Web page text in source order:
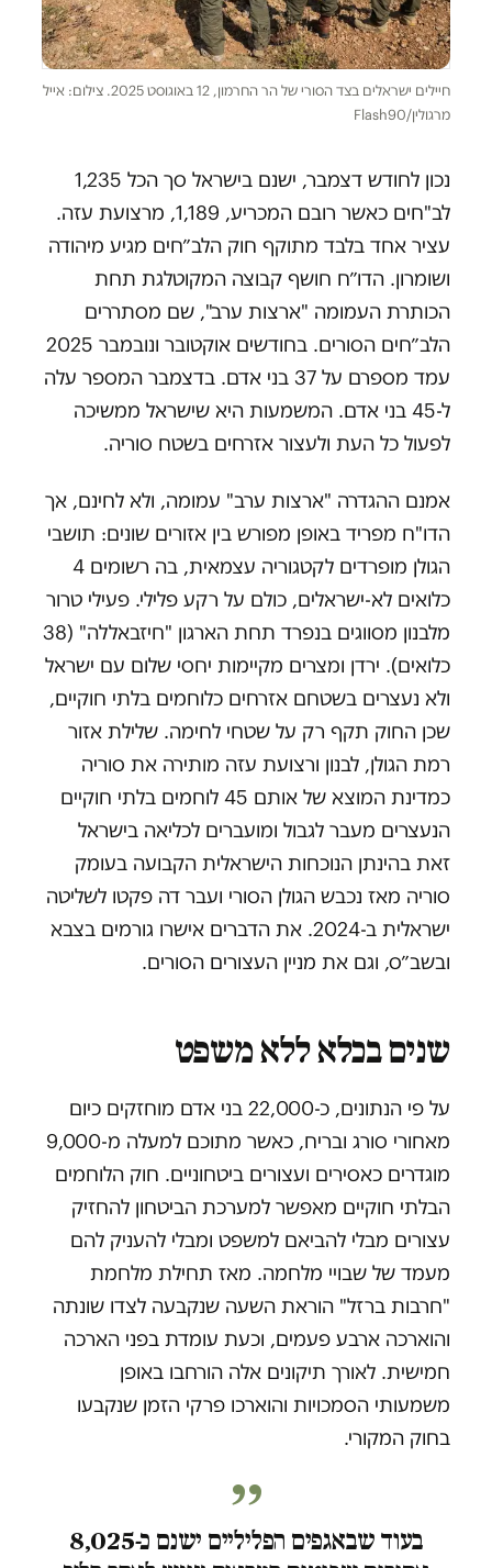
חיילים ישראלים בצד הסורי של הר החרמון, 12 באוגוסט 2025. צילום: אייל
מרגולין/Flash90
נכון לחודש דצמבר, ישנם בישראל סך הכל 1,235
לב"חים כאשר רובם המכריע, 1,189, מרצועת עזה.
עציר אחד בלבד מתוקף חוק הלב״חים מגיע מיהודה
ושומרון. הדו״ח חושף קבוצה המקוטלגת תחת
הכותרת העמומה "ארצות ערב", שם מסתררים
הלב״חים הסורים. בחודשים אוקטובר ונובמבר 2025
עמד מספרם על 37 בני אדם. בדצמבר המספר עלה
ל-45 בני אדם. המשמעות היא שישראל ממשיכה
לפעול כל העת ולעצור אזרחים בשטח סוריה.
אמנם ההגדרה "ארצות ערב" עמומה, ולא לחינם, אך
הדו"ח מפריד באופן מפורש בין אזורים שונים: תושבי
הגולן מופרדים לקטגוריה עצמאית, בה רשומים 4
כלואים לא-ישראלים, כולם על רקע פלילי. פעילי טרור
מלבנון מסווגים בנפרד תחת הארגון "חיזבאללה" (38
כלואים). ירדן ומצרים מקיימות יחסי שלום עם ישראל
ולא נעצרים בשטחם אזרחים כלוחמים בלתי חוקיים,
שכן החוק תקף רק על שטחי לחימה. שלילת אזור
רמת הגולן, לבנון ורצועת עזה מותירה את סוריה
כמדינת המוצא של אותם 45 לוחמים בלתי חוקיים
הנעצרים מעבר לגבול ומועברים לכליאה בישראל
זאת בהינתן הנוכחות הישראלית הקבועה בעומק
סוריה מאז נכבש הגולן הסורי ועבר דה פקטו לשליטה
ישראלית ב-2024. את הדברים אישרו גורמים בצבא
ובשב״ס, וגם את מניין העצורים הסורים.
שנים בכלא ללא משפט
על פי הנתונים, כ-22,000 בני אדם מוחזקים כיום
מאחורי סורג ובריח, כאשר מתוכם למעלה מ-9,000
מוגדרים כאסירים ועצורים ביטחוניים. חוק הלוחמים
הבלתי חוקיים מאפשר למערכת הביטחון להחזיק
עצורים מבלי להביאם למשפט ומבלי להעניק להם
מעמד של שבויי מלחמה. מאז תחילת מלחמת
"חרבות ברזל" הוראת השעה שנקבעה לצדו שונתה
והוארכה ארבע פעמים, וכעת עומדת בפני הארכה
חמישית. לאורך תיקונים אלה הורחבו באופן
משמעותי הסמכויות והוארכו פרקי הזמן שנקבעו
בחוק המקורי.
בעוד שבאגפים הפליליים ישנם כ-8,025